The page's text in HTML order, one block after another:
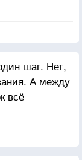
шаг. Нет,
А между
всё